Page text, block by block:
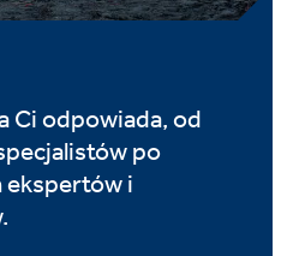
Ci odpowiada, od
po
i